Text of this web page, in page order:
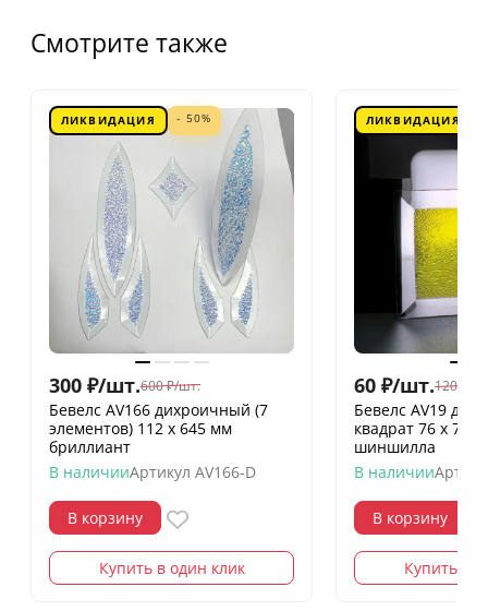
Смотрите также
ЛИКВИДАЦИЯ - 50%
300 ₽/шт.600 ₽/шт.
Бевелс AV166 дихроичный (7
элементов) 112 х 645 мм
бриллиант
В наличииАртикул AV166-D
В корзину
Купить в один клик
ЛИКВИДАЦИЯ
60 ₽/шт.120
Бевелс AV19
квадрат 76 х 76
шиншилла
В наличии
В корзину
Купить в